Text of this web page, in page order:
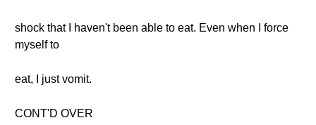
shock that I haven't been able to eat. Even when I force
myself to
eat, I just vomit.
CONT'D OVER